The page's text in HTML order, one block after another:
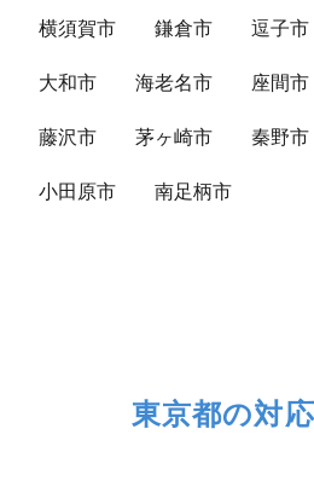
横須賀市 鎌倉市 逗子市
大和市 海老名市 座間市
藤沢市 茅ヶ崎市 秦野市
小田原市 南足柄市
東京都の対